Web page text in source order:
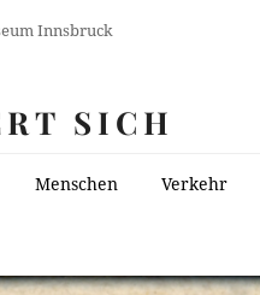
Innsbruck
SICH
Menschen Verkehr